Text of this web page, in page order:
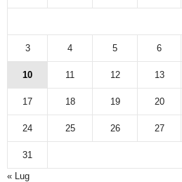
3 4 5 6
10 11 12 13
17 18 19 20
24 25 26 27
31
« Lug